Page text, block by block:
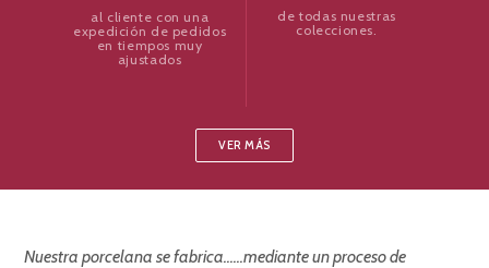
al cliente con una
expedición de pedidos
en tiempos muy
ajustados
de todas nuestras
colecciones.
VER MÁS
Nuestra porcelana se fabrica......mediante un proceso de